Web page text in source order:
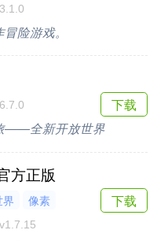
险游戏。
——全新开放世界
下载
方正版
界
像素
v1.7.15
下载